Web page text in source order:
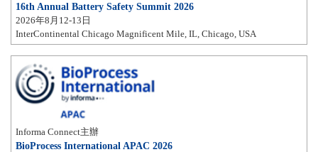
16th Annual Battery Safety Summit 2026
2026年8月12-13日
InterContinental Chicago Magnificent Mile, IL, Chicago, USA
Informa Connect主辦
BioProcess International APAC 2026